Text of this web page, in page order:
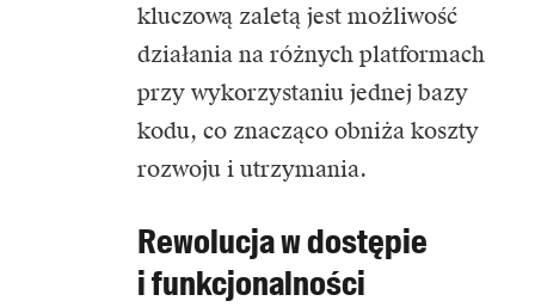
kluczową zaletą jest możliwość
działania na różnych platformach
przy wykorzystaniu jednej bazy
kodu, co znacząco obniża koszty
rozwoju i utrzymania.
Rewolucja w dostępie
i funkcjonalności